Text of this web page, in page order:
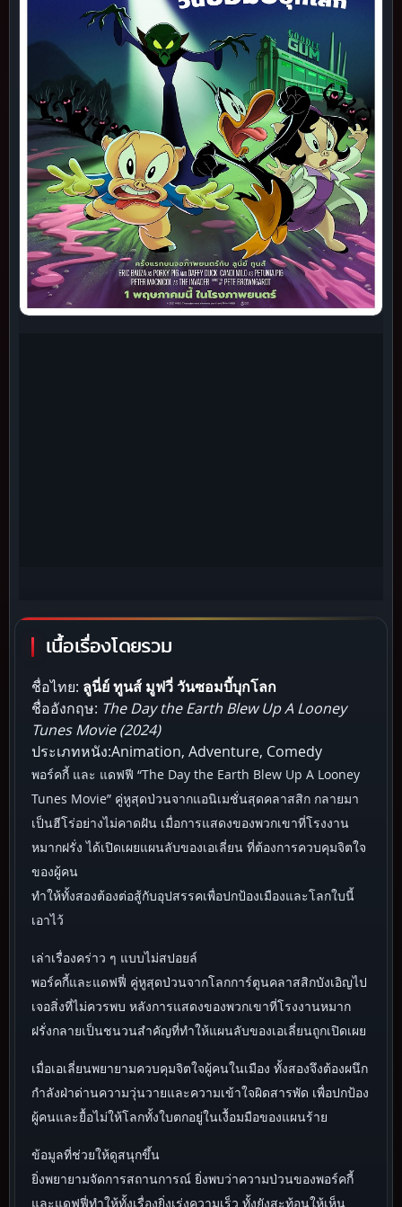
เนื้อเรื่องโดยรวม
ชื่อไทย: ลูนี่ย์ ทูนส์ มูฟวี่ วันซอมบี้บุกโลก
ชื่ออังกฤษ: The Day the Earth Blew Up A Looney
Tunes Movie (2024)
ประเภทหนัง:Animation, Adventure, Comedy
พอร์คกี้ และ แดฟฟี “The Day the Earth Blew Up A Looney
Tunes Movie” คู่หูสุดป่วนจากแอนิเมชั่นสุดคลาสสิก กลายมา
เป็นฮีโร่อย่างไม่คาดฝัน เมื่อการแสดงของพวกเขาที่โรงงาน
หมากฝรั่ง ได้เปิดเผยแผนลับของเอเลี่ยน ที่ต้องการควบคุมจิตใจ
ของผู้คน
ทำให้ทั้งสองต้องต่อสู้กับอุปสรรคเพื่อปกป้องเมืองและโลกใบนี้
เอาไว้
เล่าเรื่องคร่าว ๆ แบบไม่สปอยล์
พอร์คกี้และแดฟฟี่ คู่หูสุดป่วนจากโลกการ์ตูนคลาสสิกบังเอิญไป
เจอสิ่งที่ไม่ควรพบ หลังการแสดงของพวกเขาที่โรงงานหมาก
ฝรั่งกลายเป็นชนวนสำคัญที่ทำให้แผนลับของเอเลี่ยนถูกเปิดเผย
เมื่อเอเลี่ยนพยายามควบคุมจิตใจผู้คนในเมือง ทั้งสองจึงต้องผนึก
กำลังฝ่าด่านความวุ่นวายและความเข้าใจผิดสารพัด เพื่อปกป้อง
ผู้คนและยื้อไม่ให้โลกทั้งใบตกอยู่ในเงื้อมมือของแผนร้าย
ข้อมูลที่ช่วยให้ดูสนุกขึ้น
ยิ่งพยายามจัดการสถานการณ์ ยิ่งพบว่าความป่วนของพอร์คกี้
และแดฟฟี่ทำให้ทั้งเรื่องยิ่งเร่งความเร็ว ทั้งยังสะท้อนให้เห็น